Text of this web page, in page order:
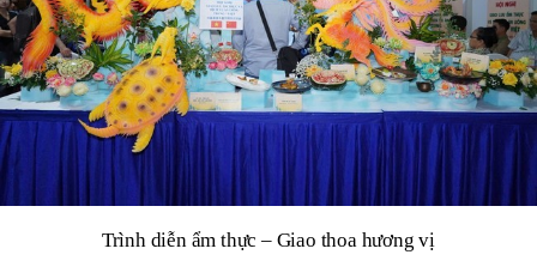
Trình diễn ẩm thực – Giao thoa hương vị